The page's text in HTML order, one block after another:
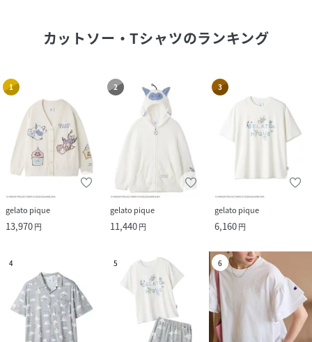
カットソー・Tシャツのランキング
1
gelato pique
13,970円
2
gelato pique
11,440円
3
gelato pique
6,160円
4 5 6